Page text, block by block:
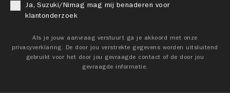
Ja, Suzuki/Nimag mag mij benaderen voor
klantonderzoek
Als je jouw aanvraag verstuurt ga je akkoord met onze
privacyverklaring. De door jou verstrekte gegevens worden uitsluitend
gebruikt voor het door jou gevraagde contact of de door jou
gevraagde informatie.